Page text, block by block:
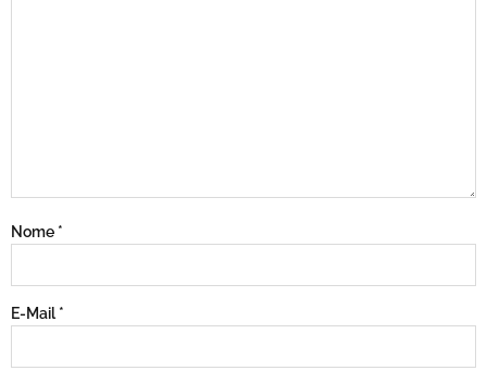
Nome *
E-Mail *